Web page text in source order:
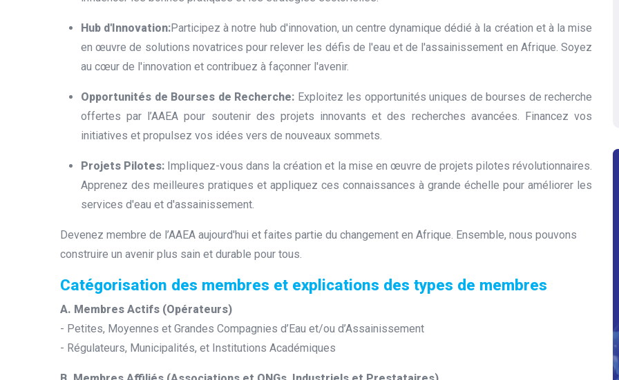
Hub d'Innovation:Participez à notre hub d'innovation, un centre dynamique dédié à la création et à la mise
en œuvre de solutions novatrices pour relever les défis de l'eau et de l'assainissement en Afrique. Soyez
au cœur de l'innovation et contribuez à façonner l'avenir.
Opportunités de Bourses de Recherche: Exploitez les opportunités uniques de bourses de recherche
offertes par l’AAEA pour soutenir des projets innovants et des recherches avancées. Financez vos
initiatives et propulsez vos idées vers de nouveaux sommets.
Projets Pilotes: Impliquez-vous dans la création et la mise en œuvre de projets pilotes révolutionnaires.
Apprenez des meilleures pratiques et appliquez ces connaissances à grande échelle pour améliorer les
services d'eau et d'assainissement.
Devenez membre de l’AAEA aujourd'hui et faites partie du changement en Afrique. Ensemble, nous pouvons
construire un avenir plus sain et durable pour tous.
Catégorisation des membres et explications des types de membres
A. Membres Actifs (Opérateurs)
- Petites, Moyennes et Grandes Compagnies d’Eau et/ou d’Assainissement
- Régulateurs, Municipalités, et Institutions Académiques